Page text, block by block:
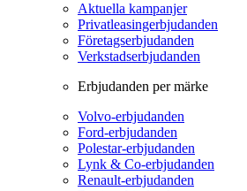
Aktuella kampanjer
Privatleasingerbjudanden
Företagserbjudanden
Verkstadserbjudanden
Erbjudanden per märke
Volvo-erbjudanden
Ford-erbjudanden
Polestar-erbjudanden
Lynk & Co-erbjudanden
Renault-erbjudanden